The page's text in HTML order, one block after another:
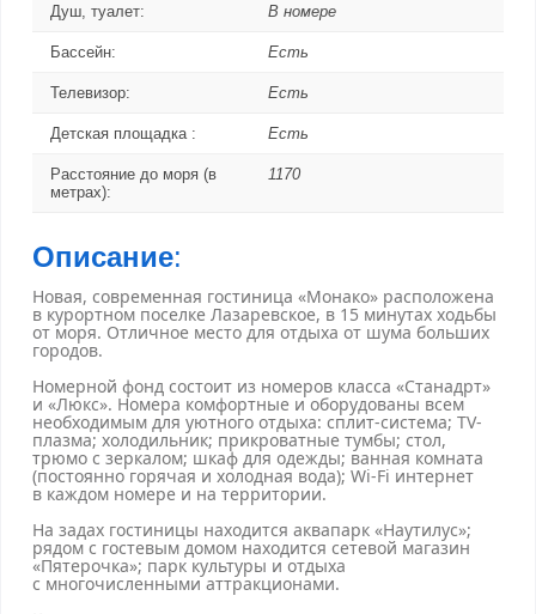
Душ, туалет: В номере
Бассейн: Есть
Телевизор: Есть
Детская площадка : Есть
Расстояние до моря (в
метрах):
1170
Описание:
Новая, современная гостиница «Монако» расположена
в курортном поселке Лазаревское, в 15 минутах ходьбы
от моря. Отличное место для отдыха от шума больших
городов.
Номерной фонд состоит из номеров класса «Станадрт»
и «Люкс». Номера комфортные и оборудованы всем
необходимым для уютного отдыха: сплит-система; TV-
плазма; холодильник; прикроватные тумбы; стол,
трюмо с зеркалом; шкаф для одежды; ванная комната
(постоянно горячая и холодная вода); Wi-Fi интернет
в каждом номере и на территории.
На задах гостиницы находится аквапарк «Наутилус»;
рядом с гостевым домом находится сетевой магазин
«Пятерочка»; парк культуры и отдыха
с многочисленными аттракционами.